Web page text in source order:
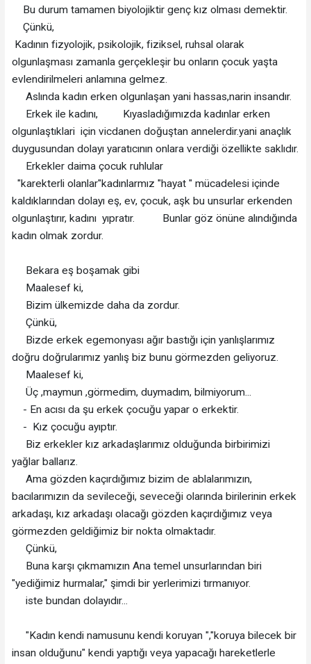
Bu durum tamamen biyolojiktir genç kız olması demektir.
Çünkü,
Kadının fizyolojik, psikolojik, fiziksel, ruhsal olarak
olgunlaşması zamanla gerçekleşir bu onların çocuk yaşta
evlendirilmeleri anlamına gelmez.
Aslında kadın erken olgunlaşan yani hassas,narin insandır.
Erkek ile kadını, Kıyasladığımızda kadınlar erken
olgunlaştıklari için vicdanen doğuştan annelerdir.yani anaçlık
duygusundan dolayı yaratıcının onlara verdiği özellikte saklıdır.
Erkekler daima çocuk ruhlular
"karekterli olanlar"kadınlarmız "hayat " mücadelesi içinde
kaldıklarından dolayı eş, ev, çocuk, aşk bu unsurlar erkenden
olgunlaştırır, kadını yıpratır. Bunlar göz önüne alındığında
kadın olmak zordur.
Bekara eş boşamak gibi
Maalesef ki,
Bizim ülkemizde daha da zordur.
Çünkü,
Bizde erkek egemonyası ağır bastığı için yanlışlarımız
doğru doğrularımız yanlış biz bunu görmezden geliyoruz.
Maalesef ki,
Üç ,maymun ,görmedim, duymadım, bilmiyorum...
- En acısı da şu erkek çocuğu yapar o erkektir.
- Kız çocuğu ayıptır.
Biz erkekler kız arkadaşlarımız olduğunda birbirimizi
yağlar ballarız.
Ama gözden kaçırdığımız bizim de ablalarımızın,
bacılarımızın da sevileceği, seveceği olarında birilerinin erkek
arkadaşı, kız arkadaşı olacağı gözden kaçırdığımız veya
görmezden geldiğimiz bir nokta olmaktadır.
Çünkü,
Buna karşı çıkmamızın Ana temel unsurlarından biri
"yediğimiz hurmalar," şimdi bir yerlerimizi tırmanıyor.
iste bundan dolayıdır...
"Kadın kendi namusunu kendi koruyan ","koruya bilecek bir
insan olduğunu" kendi yaptığı veya yapacağı hareketlerle